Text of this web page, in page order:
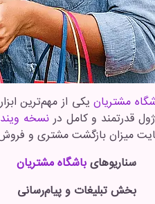
مشتریانیکی از مهم‌ترین
قدرتمند و کامل درنسخه
میزان بازگشت مشتری و
سناریوهایباشگاه مشتریان
بخش تبلیغات و پیام‌رسانی